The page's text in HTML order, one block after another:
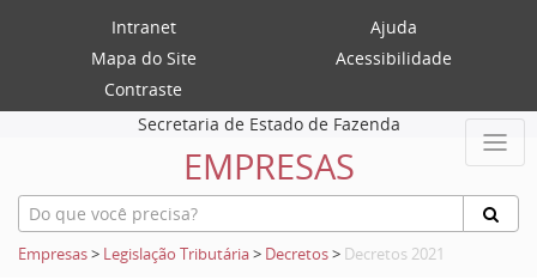
Intranet
Ajuda
Mapa do Site
Acessibilidade
Contraste
Secretaria de Estado de Fazenda
EMPRESAS
Empresas> Legislação Tributária> Decretos> Decretos 2021